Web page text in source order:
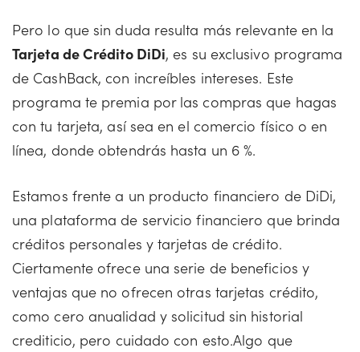
Pero lo que sin duda resulta más relevante en la
Tarjeta de Crédito DiDi, es su exclusivo programa
de CashBack, con increíbles intereses. Este
programa te premia por las compras que hagas
con tu tarjeta, así sea en el comercio físico o en
línea, donde obtendrás hasta un 6 %.
Estamos frente a un producto financiero de DiDi,
una plataforma de servicio financiero que brinda
créditos personales y tarjetas de crédito.
Ciertamente ofrece una serie de beneficios y
ventajas que no ofrecen otras tarjetas crédito,
como cero anualidad y solicitud sin historial
crediticio, pero cuidado con esto.Algo que